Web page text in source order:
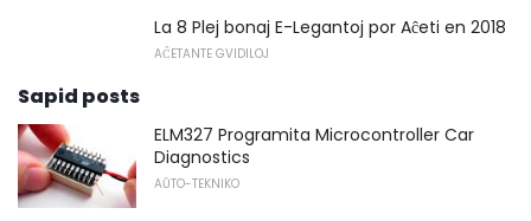
La 8 Plej bonaj E-Legantoj por Aĉeti en 2018
AĈETANTE GVIDILOJ
Sapid posts
ELM327 Programita Microcontroller Car
Diagnostics
AŬTO-TEKNIKO